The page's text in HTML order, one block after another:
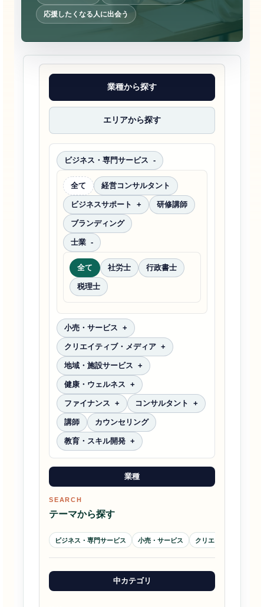
応援したくなる人に出会う
業種から探す
エリアから探す
ビジネス・専門サービス
全て 経営コンサルタント
ビジネスサポート 研修講師
ブランディング
士業
全て 社労士 行政書士
税理士
小売・サービス
クリエイティブ・メディア
地域・施設サービス
健康・ウェルネス
ファイナンス コンサルタント
講師 カウンセリング
教育・スキル開発
業種
SEARCH
テーマから探す
ビジネス・専門サービス 小売・サービス クリエイティブ・メデ
中カテゴリ